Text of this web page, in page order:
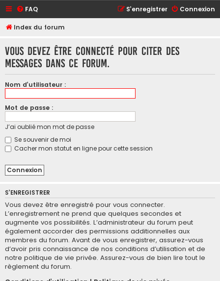
FAQ Connexion
S’enregistrer
Index du forum
Vous devez être connecté pour citer des
messages dans ce forum.
Nom d’utilisateur :
Mot de passe :
J’ai oublié mon mot de passe
Se souvenir de moi
Cacher mon statut en ligne pour cette session
S’ENREGISTRER
Vous devez être enregistré pour vous connecter.
L’enregistrement ne prend que quelques secondes et
augmente vos possibilités. L’administrateur du forum peut
également accorder des permissions additionnelles aux
membres du forum. Avant de vous enregistrer, assurez-vous
d’avoir pris connaissance de nos conditions d’utilisation et de
notre politique de vie privée. Assurez-vous de bien lire tout le
règlement du forum.